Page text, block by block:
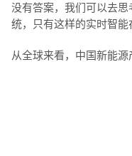
没有答案，我们可以去
统，只有这样的实时智
从全球来看，中国新能